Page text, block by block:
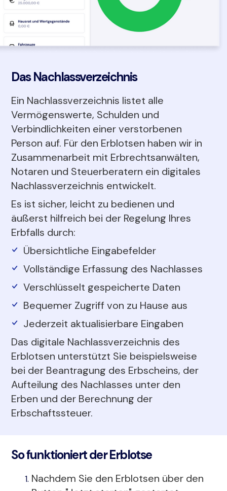
Das Nachlassverzeichnis
Ein Nachlassverzeichnis listet alle
Vermögenswerte, Schulden und
Verbindlichkeiten einer verstorbenen
Person auf. Für den Erblotsen haben wir in
Zusammenarbeit mit Erbrechtsanwälten,
Notaren und Steuerberatern ein digitales
Nachlassverzeichnis entwickelt.
Es ist sicher, leicht zu bedienen und
äußerst hilfreich bei der Regelung Ihres
Erbfalls durch:
Übersichtliche Eingabefelder
Vollständige Erfassung des Nachlasses
Verschlüsselt gespeicherte Daten
Bequemer Zugriff von zu Hause aus
Jederzeit aktualisierbare Eingaben
Das digitale Nachlassverzeichnis des
Erblotsen unterstützt Sie beispielsweise
bei der Beantragung des Erbscheins, der
Aufteilung des Nachlasses unter den
Erben und der Berechnung der
Erbschaftssteuer.
So funktioniert der Erblotse
Nachdem Sie den Erblotsen über den